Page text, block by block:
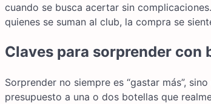
cuando se busca acertar sin
quienes se suman al club, la compra se
Claves para sorprender con
Sorprender no siempre es “gastar más”,
presupuesto a una o dos botellas que